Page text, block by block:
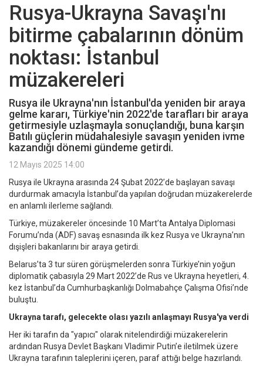
Rusya-Ukrayna Savaşı'nı
bitirme çabalarının dönüm
noktası: İstanbul
müzakereleri
Rusya ile Ukrayna'nın İstanbul'da yeniden bir araya
gelme kararı, Türkiye'nin 2022'de tarafları bir araya
getirmesiyle uzlaşmayla sonuçlandığı, buna karşın
Batılı güçlerin müdahalesiyle savaşın yeniden ivme
kazandığı dönemi gündeme getirdi.
12 Mayıs 2025 14:00
Rusya ile Ukrayna arasında 24 Şubat 2022’de başlayan savaşı
durdurmak amacıyla İstanbul’da yapılan doğrudan müzakerelerde
en anlamlı ilerleme sağlandı.
Türkiye, müzakereler öncesinde 10 Mart’ta Antalya Diplomasi
Forumu’nda (ADF) savaş esnasında ilk kez Rusya ve Ukrayna’nın
dışişleri bakanlarını bir araya getirdi.
Belarus’ta 3 tur süren görüşmelerden sonra Türkiye’nin yoğun
diplomatik çabasıyla 29 Mart 2022’de Rus ve Ukrayna heyetleri, 4.
kez İstanbul’da Cumhurbaşkanlığı Dolmabahçe Çalışma Ofisi’nde
buluştu.
Ukrayna tarafı, gelecekte olası yazılı anlaşmayı Rusya'ya verdi
Her iki tarafın da "yapıcı" olarak nitelendirdiği müzakerelerin
ardından Rusya Devlet Başkanı Vladimir Putin’e iletilmek üzere
Ukrayna tarafının taleplerini içeren, paraf attığı belge hazırlandı.